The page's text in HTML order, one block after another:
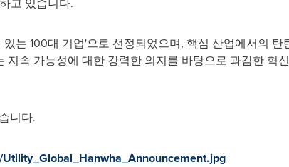
는 100대 기업'으로 선정되었으며, 핵심 산업에서의 탄
속 가능성에 대한 강력한 의지를 바탕으로 과감한 혁
니다.